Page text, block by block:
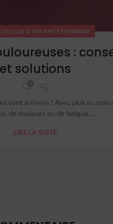
& INTIMITÉ FÉMININE
:
et solutions
sont arrivées ! Avec plus ou
de douleurs ou de fatigue. ...
LIRE LA SUITE